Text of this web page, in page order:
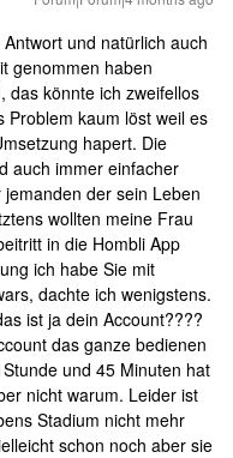
und natürlich auch
genommen haben
das könnte ich zweifellos
Problem kaum löst weil es
hapert. Die
auch immer einfacher
der sein Leben
wollten meine Frau
in die Hombli App
ich habe Sie mit
dachte ich wenigstens.
ist ja dein Account????
das ganze bedienen
und 45 Minuten hat
nicht warum. Leider ist
Stadium nicht mehr
schon noch aber sie